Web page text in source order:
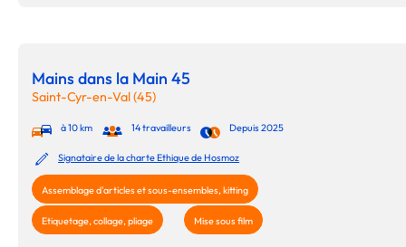
Mains dans la Main 45
Saint-Cyr-en-Val (45)
à 10 km 14 travailleurs Depuis 2025
Signataire de la charte Ethique de Hosmoz
Assemblage d'articles et sous-ensembles, kitting
Etiquetage, collage, pliage Mise sous film